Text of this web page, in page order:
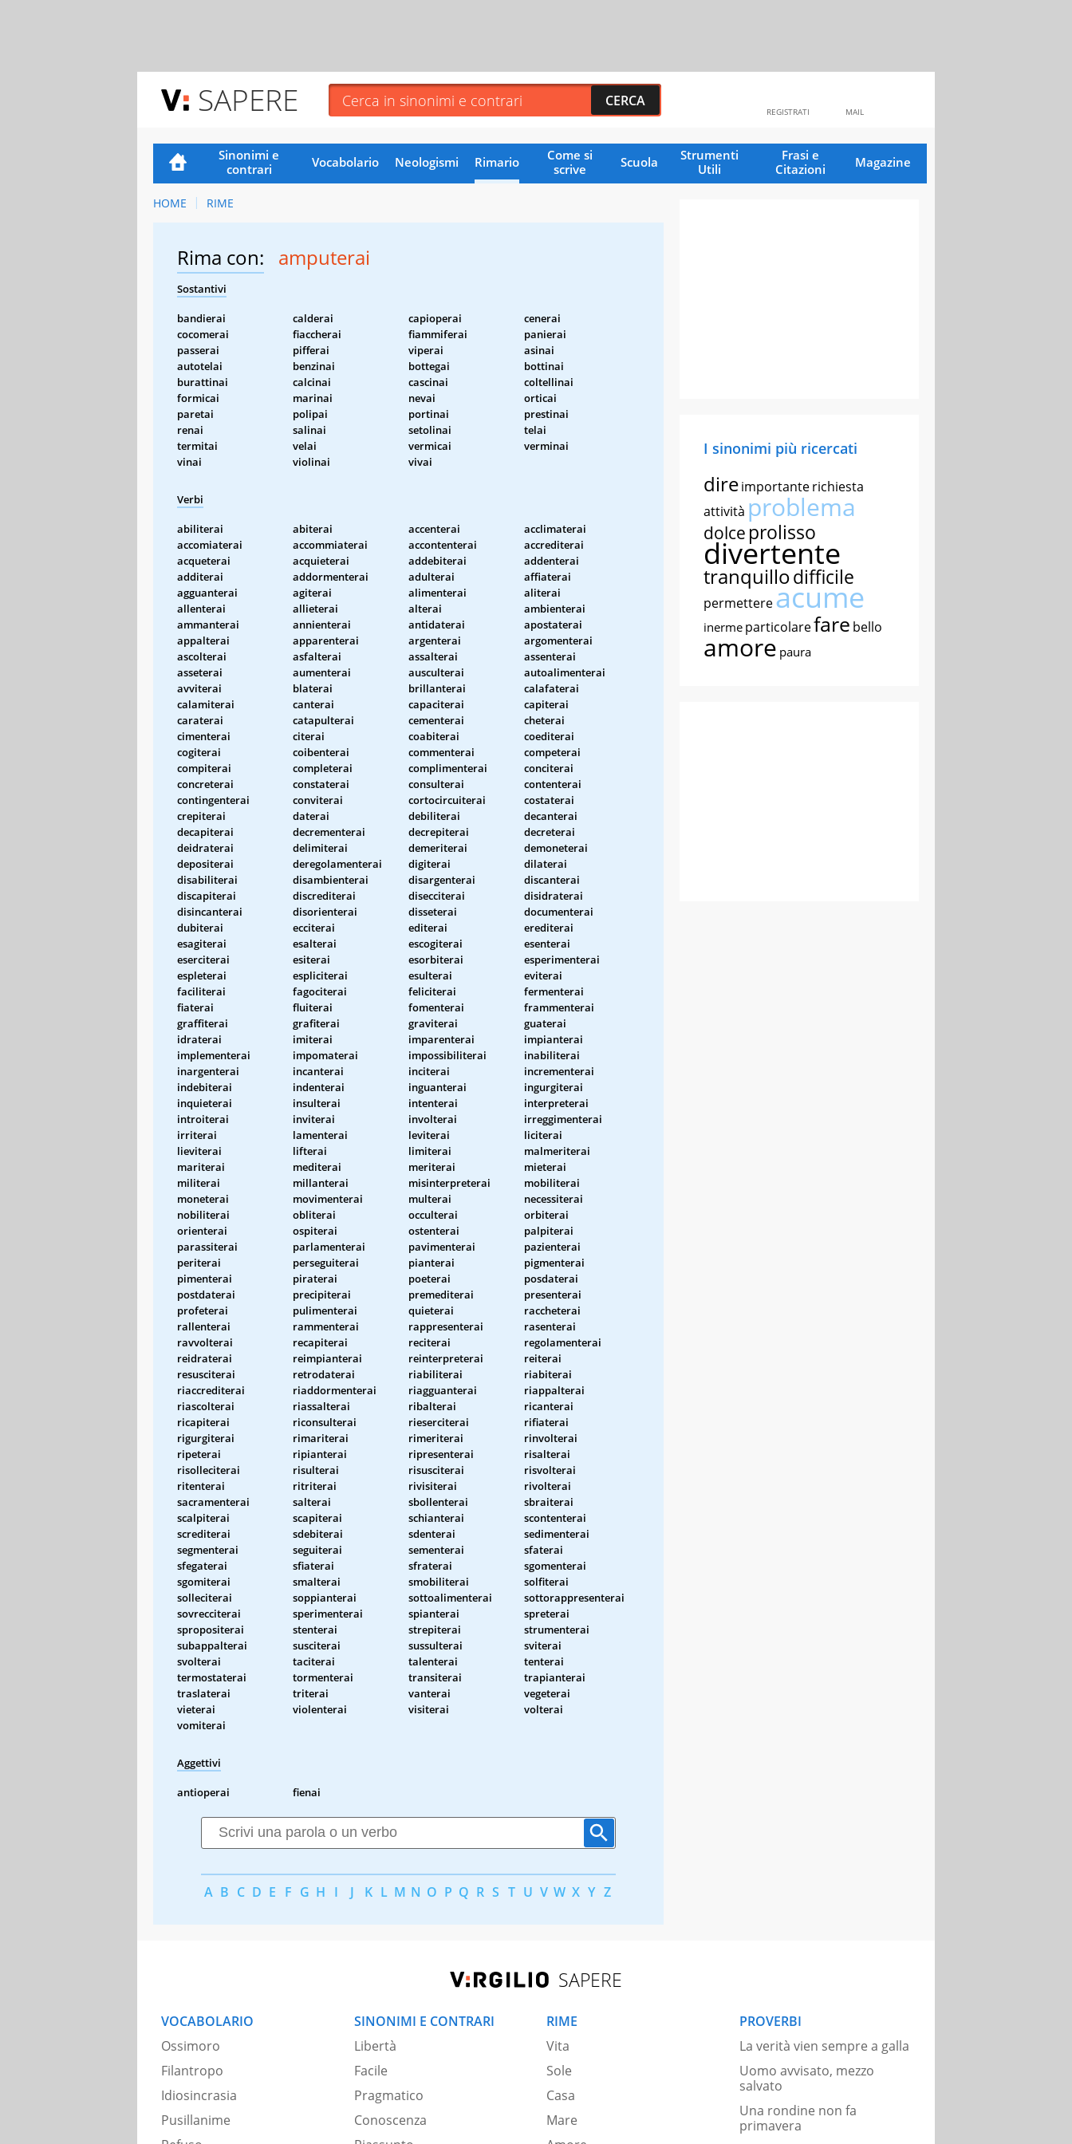
SAPERE MAIL
REGISTRATI
Sinonimi e
contrari
Vocabolario Neologismi Rimario
Come si
scrive
Scuola
Strumenti
Utili
Frasi e
Citazioni
Magazine
HOME RIME
Rima con: amputerai
Sostantivi
bandierai calderai capioperai
cenerai
cocomerai
fiaccherai fiammiferai
panierai
passerai
pifferai viperai
asinai
autotelai
benzinai bottegai
bottinai
burattinai
calcinai cascinai
coltellinai
formicai
marinai nevai
orticai
paretai
polipai portinai
prestinai
renai
salinai setolinai
telai
termitai
velai vermicai
verminai
vinai
violinai vivai
Verbi
abiliterai abiterai accenterai
acclimaterai
accomiaterai
accommiaterai accontenterai
accrediterai
acqueterai
acquieterai addebiterai
addenterai
additerai
addormenterai adulterai
affiaterai
agguanterai
agiterai alimenterai
aliterai
allenterai
allieterai alterai
ambienterai
ammanterai
annienterai antidaterai
apostaterai
appalterai
apparenterai argenterai
argomenterai
ascolterai
asfalterai assalterai
assenterai
asseterai
aumenterai ausculterai
autoalimenterai
avviterai
blaterai brillanterai
calafaterai
calamiterai
canterai capaciterai
capiterai
caraterai
catapulterai cementerai
cheterai
cimenterai
citerai coabiterai
coediterai
cogiterai
coibenterai commenterai
competerai
compiterai
completerai complimenterai
conciterai
concreterai
constaterai consulterai
contenterai
contingenterai
conviterai cortocircuiterai
costaterai
crepiterai
daterai debiliterai
decanterai
decapiterai
decrementerai decrepiterai
decreterai
deidraterai
delimiterai demeriterai
demoneterai
depositerai
deregolamenterai digiterai
dilaterai
disabiliterai
disambienterai disargenterai
discanterai
discapiterai
discrediterai disecciterai
disidraterai
disincanterai
disorienterai disseterai
documenterai
dubiterai
ecciterai editerai
erediterai
esagiterai
esalterai escogiterai
esenterai
eserciterai
esiterai esorbiterai
esperimenterai
espleterai
espliciterai esulterai
eviterai
faciliterai
fagociterai feliciterai
fermenterai
fiaterai
fluiterai fomenterai
frammenterai
graffiterai
grafiterai graviterai
guaterai
idraterai
imiterai imparenterai
impianterai
implementerai
impomaterai impossibiliterai
inabiliterai
inargenterai
incanterai inciterai
incrementerai
indebiterai
indenterai inguanterai
ingurgiterai
inquieterai
insulterai intenterai
interpreterai
introiterai
inviterai involterai
irreggimenterai
irriterai
lamenterai leviterai
liciterai
lieviterai
lifterai limiterai
malmeriterai
mariterai
mediterai meriterai
mieterai
militerai
millanterai misinterpreterai
mobiliterai
moneterai
movimenterai multerai
necessiterai
nobiliterai
obliterai occulterai
orbiterai
orienterai
ospiterai ostenterai
palpiterai
parassiterai
parlamenterai pavimenterai
pazienterai
periterai
perseguiterai pianterai
pigmenterai
pimenterai
piraterai poeterai
posdaterai
postdaterai
precipiterai premediterai
presenterai
profeterai
pulimenterai quieterai
raccheterai
rallenterai
rammenterai rappresenterai
rasenterai
ravvolterai
recapiterai reciterai
regolamenterai
reidraterai
reimpianterai reinterpreterai
reiterai
resusciterai
retrodaterai riabiliterai
riabiterai
riaccrediterai
riaddormenterai riagguanterai
riappalterai
riascolterai
riassalterai ribalterai
ricanterai
ricapiterai
riconsulterai rieserciterai
rifiaterai
rigurgiterai
rimariterai rimeriterai
rinvolterai
ripeterai
ripianterai ripresenterai
risalterai
risolleciterai
risulterai risusciterai
risvolterai
ritenterai
ritriterai rivisiterai
rivolterai
sacramenterai
salterai sbollenterai
sbraiterai
scalpiterai
scapiterai schianterai
scontenterai
screditerai
sdebiterai sdenterai
sedimenterai
segmenterai
seguiterai sementerai
sfaterai
sfegaterai
sfiaterai sfraterai
sgomenterai
sgomiterai
smalterai smobiliterai
solfiterai
solleciterai
soppianterai sottoalimenterai
sottorappresenterai
sovrecciterai
sperimenterai spianterai
spreterai
spropositerai
stenterai strepiterai
strumenterai
subappalterai
susciterai sussulterai
sviterai
svolterai
taciterai talenterai
tenterai
termostaterai
tormenterai transiterai
trapianterai
traslaterai
triterai vanterai
vegeterai
vieterai
violenterai visiterai
volterai
vomiterai
Aggettivi
antioperai fienai
A B C D E F G H I J K L M N O P Q R S T U V W X Y Z
I sinonimi più ricercati
direimportanterichiesta
attività problema
dolce prolisso
divertente
tranquillodifficile
permettereacume
inerme particolarefare bello
amore paura
SAPERE
VOCABOLARIO
Ossimoro
Filantropo
Idiosincrasia
Pusillanime
SINONIMI E CONTRARI
Libertà
Facile
Pragmatico
Conoscenza
RIME
Vita
Sole
Casa
Mare
PROVERBI
La verità vien sempre a galla
Uomo avvisato, mezzo
salvato
Una rondine non fa
primavera